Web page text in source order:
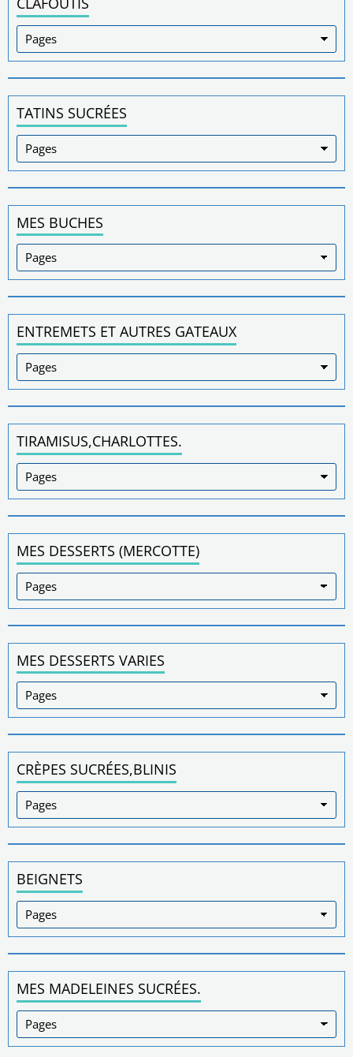
TATINS SUCRÉES
MES BUCHES
ENTREMETS ET AUTRES GATEAUX
TIRAMISUS,CHARLOTTES.
MES DESSERTS (MERCOTTE)
MES DESSERTS VARIES
CRÈPES SUCRÉES,BLINIS
BEIGNETS
MES MADELEINES SUCRÉES.